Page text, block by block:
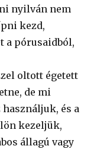
nyilván nem
kezd,
a pórusaidból,
oltott égetett
de mi
és a
kezeljük,
állagú vagy